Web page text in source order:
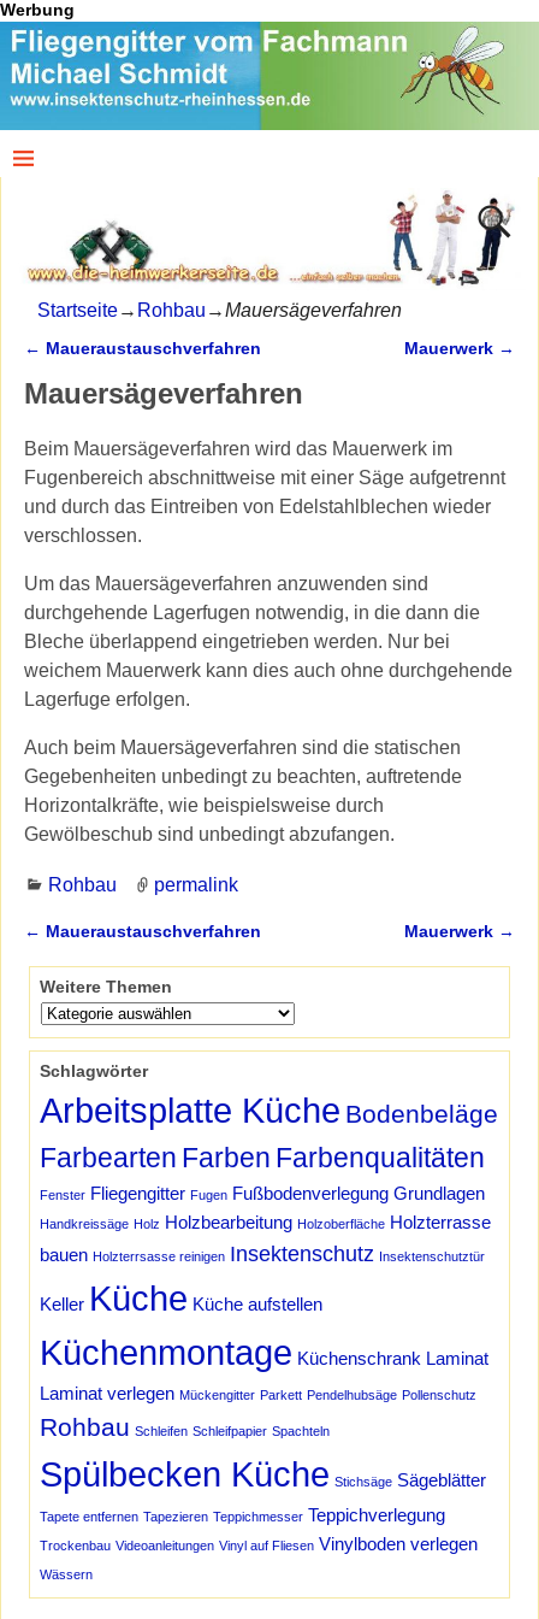
Werbung
Startseite→ Rohbau →Mauersägeverfahren
← Maueraustauschverfahren Mauerwerk →
Mauersägeverfahren
Beim Mauersägeverfahren wird das Mauerwerk im
Fugenbereich abschnittweise mit einer Säge aufgetrennt
und durch das Eintreiben von Edelstahlblechen wieder
verschlossen.
Um das Mauersägeverfahren anzuwenden sind
durchgehende Lagerfugen notwendig, in die dann die
Bleche überlappend eingetrieben werden. Nur bei
weichem Mauerwerk kann dies auch ohne durchgehende
Lagerfuge erfolgen.
Auch beim Mauersägeverfahren sind die statischen
Gegebenheiten unbedingt zu beachten, auftretende
Horizontalkräfte, wie beispielsweise durch
Gewölbeschub sind unbedingt abzufangen.
Rohbau permalink
← Maueraustauschverfahren Mauerwerk →
Weitere Themen
Schlagwörter
Arbeitsplatte Küche Bodenbeläge
Farbearten Farben Farbenqualitäten
Fenster Fliegengitter Fugen Fußbodenverlegung Grundlagen
Handkreissäge Holz Holzbearbeitung Holzoberfläche Holzterrasse
bauen Holzterrsasse reinigen Insektenschutz Insektenschutztür
Keller Küche Küche aufstellen
Küchenmontage Küchenschrank Laminat
Laminat verlegen Mückengitter Parkett Pendelhubsäge Pollenschutz
Rohbau Schleifen Schleifpapier Spachteln
Spülbecken Küche Stichsäge Sägeblätter
Tapete entfernen Tapezieren Teppichmesser Teppichverlegung
Trockenbau Videoanleitungen Vinyl auf Fliesen Vinylboden verlegen
Wässern